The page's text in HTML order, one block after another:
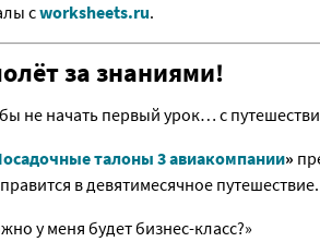
сworksheets.ru.
за знаниями!
не начать первый урок… с
талоны 3 авиакомпании»
в девятимесячное путешествие.
у меня будет бизнес-класс?»